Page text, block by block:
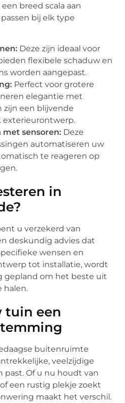
breed scala aan
bij elk type
Deze zijn ideaal voor
flexibele schaduw en
worden aangepast.
Perfect voor grotere
elegantie met
een blijvende
exterieurontwerp.
sensoren: Deze
automatiseren uw
te reageren op
in
u verzekerd van
deskundig advies dat
wensen en
tot installatie, wordt
gepland om het beste uit
halen.
tuin een
buitenruimte
veelzijdige
past. Of u nu houdt van
een rustig plekje zoekt
maakt het verschil.